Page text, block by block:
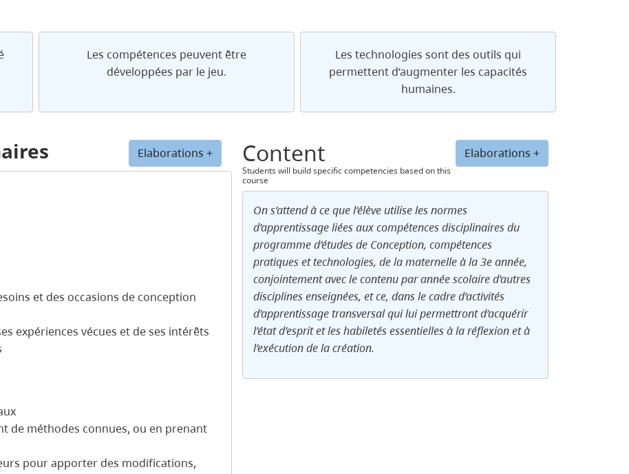
Les compétences peuvent être
développées par le jeu.
Les technologies sont des outils qui
permettent d’augmenter les capacités
humaines.
Elaborations +
Content
Students will build specific competencies based on this
course
On s’attend à ce que l’élève utilise les normes
d’apprentissage liées aux compétences disciplinaires du
programme d’études de Conception, compétences
pratiques et technologies, de la maternelle à la 3e année,
conjointement avec le contenu par année scolaire d’autres
disciplines enseignées, et ce, dans le cadre d’activités
d’apprentissage transversal qui lui permettront d’acquérir
l’état d’esprit et les habiletés essentielles à la réflexion et à
l’exécution de la création.
Elaborations +
et des occasions de conception
expériences vécues et de ses intérêts
de méthodes connues, ou en prenant
pour apporter des modifications,